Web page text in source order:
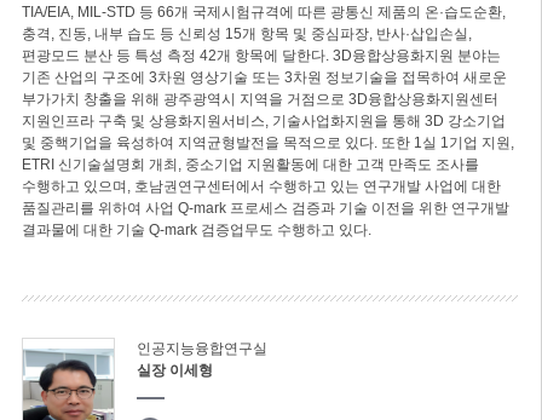
TIA/EIA, MIL-STD 등 66개 국제시험규격에 따른 광통신 제품의 온·습도순환,
충격, 진동, 내부 습도 등 신뢰성 15개 항목 및 중심파장, 반사·삽입손실,
편광모드 분산 등 특성 측정 42개 항목에 달한다. 3D융합상용화지원 분야는
기존 산업의 구조에 3차원 영상기술 또는 3차원 정보기술을 접목하여 새로운
부가가치 창출을 위해 광주광역시 지역을 거점으로 3D융합상용화지원센터
지원인프라 구축 및 상용화지원서비스, 기술사업화지원을 통해 3D 강소기업
및 중핵기업을 육성하여 지역균형발전을 목적으로 있다. 또한 1실 1기업 지원,
ETRI 신기술설명회 개최, 중소기업 지원활동에 대한 고객 만족도 조사를
수행하고 있으며, 호남권연구센터에서 수행하고 있는 연구개발 사업에 대한
품질관리를 위하여 사업 Q-mark 프로세스 검증과 기술 이전을 위한 연구개발
결과물에 대한 기술 Q-mark 검증업무도 수행하고 있다.
인공지능융합연구실
실장 이세형